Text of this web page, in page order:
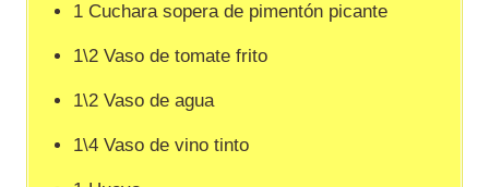
1 Cuchara sopera de pimentón picante
1\2 Vaso de tomate frito
1\2 Vaso de agua
1\4 Vaso de vino tinto